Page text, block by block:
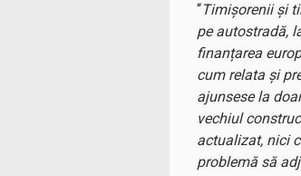
“Timișorenii și
pe autostradă,
finanțarea
cum relata și
ajunsese la
vechiul
actualizat, nici
problemă să